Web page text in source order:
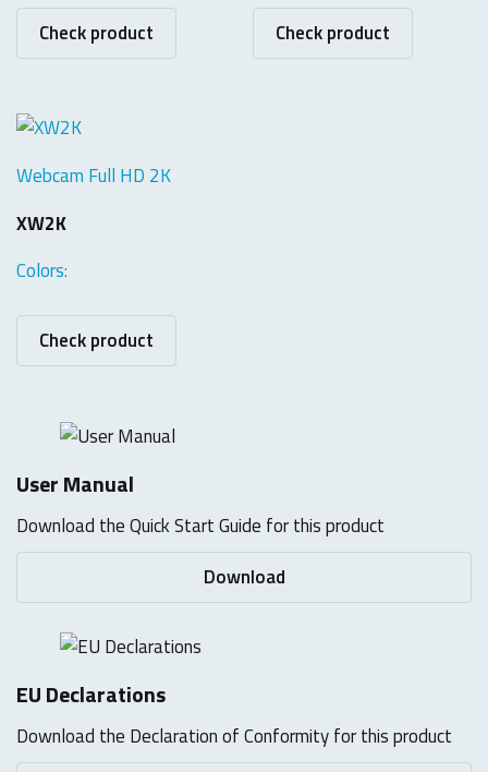
Check product Check product
Webcam Full HD 2K
XW2K
Colors:
Check product
User Manual
Download the Quick Start Guide for this product
Download
EU Declarations
Download the Declaration of Conformity for this product